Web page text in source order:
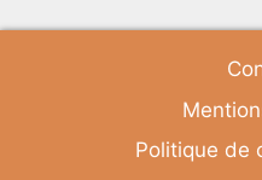
Politique de